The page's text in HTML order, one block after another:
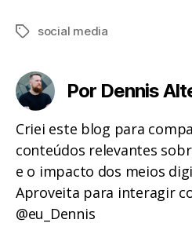
Tagssocial media
Por Dennis
Criei este blog para
conteúdos relevantes
e o impacto dos meios
Aproveita para interagir
@eu_Dennis